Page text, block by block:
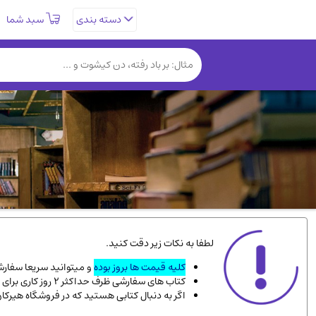
دسته بندی سبد شما
کتب نادر و کمیاب(19)
فلسفه و جامعه شناسی(151)
دانشگاهی و آموزشی(534)
ورزشی و تربیت بدنی
سیاسی(116)
کتاب های مصور رنگی و گلاسه(23)
دایره المعارف و فرهنگ
سینما و فیلم
زندگینامه شهدا
لطفا به نکات زیر دقت کنید.
کلیه قیمت ها بروز بودهو میتوانید سریعا
کتاب های سفارشی ظرف حداکثر 2 روز کاری برای پست پیشتاز، و 3 روز کاری برای پست سفارشی، به دست شما میرسد.
اگر به دنبال کتابی هستید که در فروشگاه